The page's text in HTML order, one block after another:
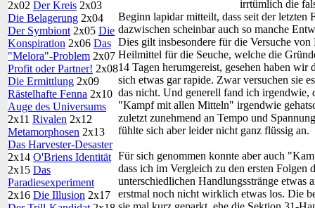
2x02 Der Kreis 2x03
Die Belagerung 2x04
Der Symbiont 2x05 Die
Konspiration 2x06 Das
"Melora"-Problem 2x07
Profit oder Partner! 2x08
Die Ermittlung 2x09
Rästelhafte Fenna 2x10
Auge des Universums
2x11 Rivalen 2x12
Metamorphosen 2x13
Das Harvester-Desaster
2x14 O'Briens Identität
2x15 Das
Paradiesexperiment
2x16 Die Illusion 2x17
irrtümlich die
Beginn lapidar mitteilt, dass seit der letzten
dazwischen scheinbar auch so manche
Dies gilt insbesondere für die Versuche
Heilmittel für die Seuche, welche die
14 Tagen herumgereist, gesehen haben
sich etwas gar rapide. Zwar versuchen sie
das nicht. Und generell fand ich
"Kampf mit allen Mitteln" irgendwie
zuletzt zunehmend an Tempo und
fühlte sich aber leider nicht ganz flüssig an.
Für sich genommen konnte aber auch
dass ich im Vergleich zu den ersten Folgen
unterschiedlichen Handlungsstränge
erstmal noch nicht wirklich etwas los. Die